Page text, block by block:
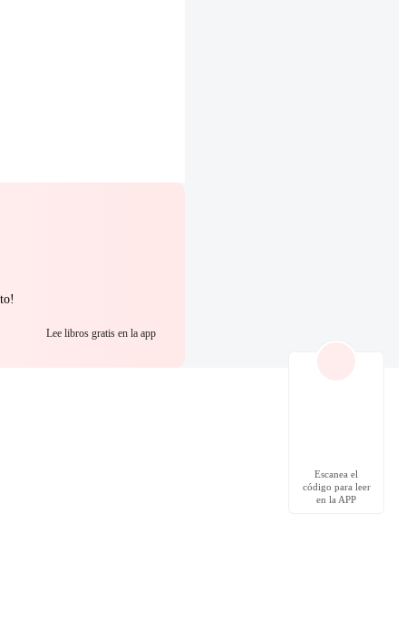
Lee libros gratis en la app
Escanea el
código para leer
en la APP